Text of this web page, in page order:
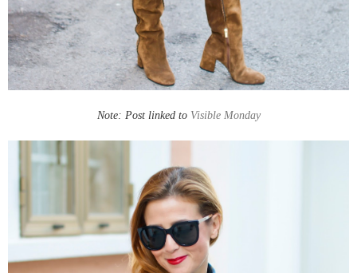
Note: Post linked to Visible Monday